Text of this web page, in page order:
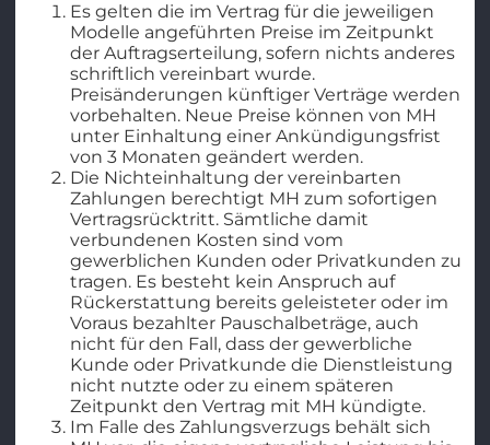
Es gelten die im Vertrag für die jeweiligen
Modelle angeführten Preise im Zeitpunkt
der Auftragserteilung, sofern nichts anderes
schriftlich vereinbart wurde.
Preisänderungen künftiger Verträge werden
vorbehalten. Neue Preise können von MH
unter Einhaltung einer Ankündigungsfrist
von 3 Monaten geändert werden.
Die Nichteinhaltung der vereinbarten
Zahlungen berechtigt MH zum sofortigen
Vertragsrücktritt. Sämtliche damit
verbundenen Kosten sind vom
gewerblichen Kunden oder Privatkunden zu
tragen. Es besteht kein Anspruch auf
Rückerstattung bereits geleisteter oder im
Voraus bezahlter Pauschalbeträge, auch
nicht für den Fall, dass der gewerbliche
Kunde oder Privatkunde die Dienstleistung
nicht nutzte oder zu einem späteren
Zeitpunkt den Vertrag mit MH kündigte.
Im Falle des Zahlungsverzugs behält sich